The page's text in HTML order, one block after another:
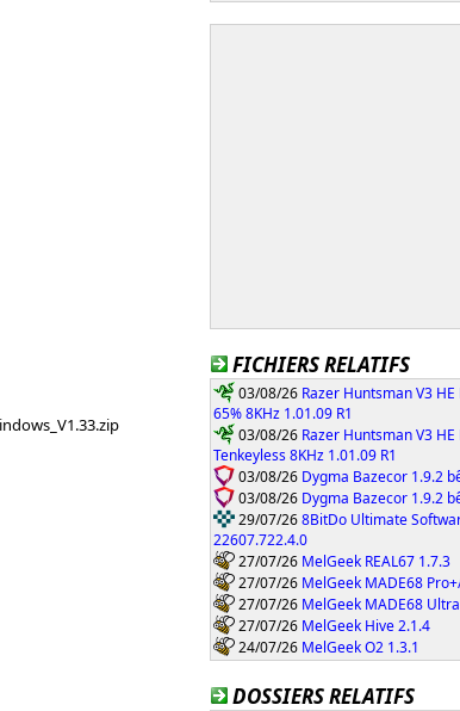
FICHIERS RELATIFS
03/08/26 Razer Huntsman V3
65% 8KHz 1.01.09 R1
03/08/26 Razer Huntsman V3
Tenkeyless 8KHz 1.01.09 R1
03/08/26 Dygma Bazecor 1.9.2
03/08/26 Dygma Bazecor 1.9.2
29/07/268BitDo Ultimate
22607.722.4.0
27/07/26 MelGeek REAL67 1.7.3
27/07/26 MelGeek MADE68
27/07/26 MelGeek MADE68
27/07/26 MelGeek Hive 2.1.4
24/07/26 MelGeek O2 1.3.1
DOSSIERS RELATIFS